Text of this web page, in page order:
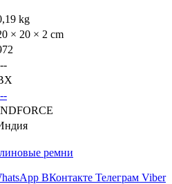
kg
× 20 × 2 cm
ремни
ВКонтакте Телеграм Viber